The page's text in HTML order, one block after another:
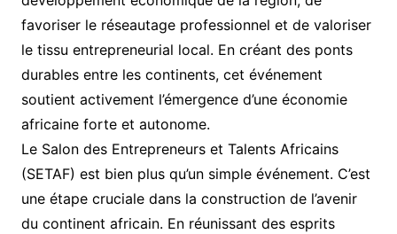
favoriser le réseautage professionnel et de valoriser
le tissu entrepreneurial local. En créant des ponts
durables entre les continents, cet événement
soutient activement l’émergence d’une économie
africaine forte et autonome.
Le Salon des Entrepreneurs et Talents Africains
(SETAF) est bien plus qu’un simple événement. C’est
une étape cruciale dans la construction de l’avenir
du continent africain. En réunissant des esprits